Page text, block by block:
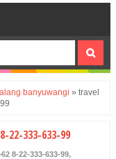
banyuwangi » travel
22-333-633-99
8-22-333-633-99,